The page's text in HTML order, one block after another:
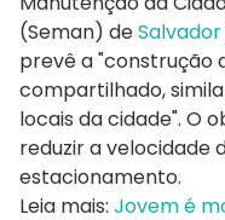
(Seman) deSalvador
prevê a "construção
compartilhado,
locais da cidade". O
reduzir a velocidade
estacionamento.
Leia mais: Jovem é